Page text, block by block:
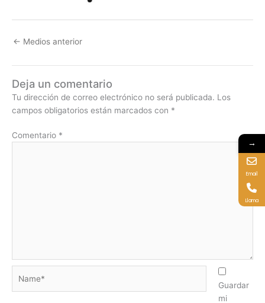
← Medios anterior
Deja un comentario
Tu dirección de correo electrónico no será publicada. Los
campos obligatorios están marcados con *
Comentario *
Guardar
mi
→
Email
Llama